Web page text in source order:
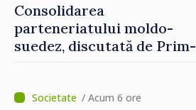
Consolidarea
parteneriatului moldo-
suedez, discutată de Prim-
Petra Lärke/ Acum 6 ore